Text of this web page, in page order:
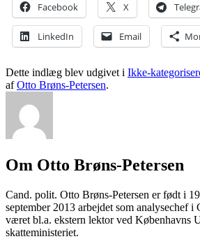
Facebook X
LinkedIn Email
Dette indlæg blev udgivet i Ikke-
afOtto Brøns-Petersen.
Om Otto Brøns-Petersen
Cand. polit. Otto Brøns-Petersen er født i
september 2013 arbejdet som analysechef
været bl.a. ekstern lektor ved Københavns
skatteministeriet.